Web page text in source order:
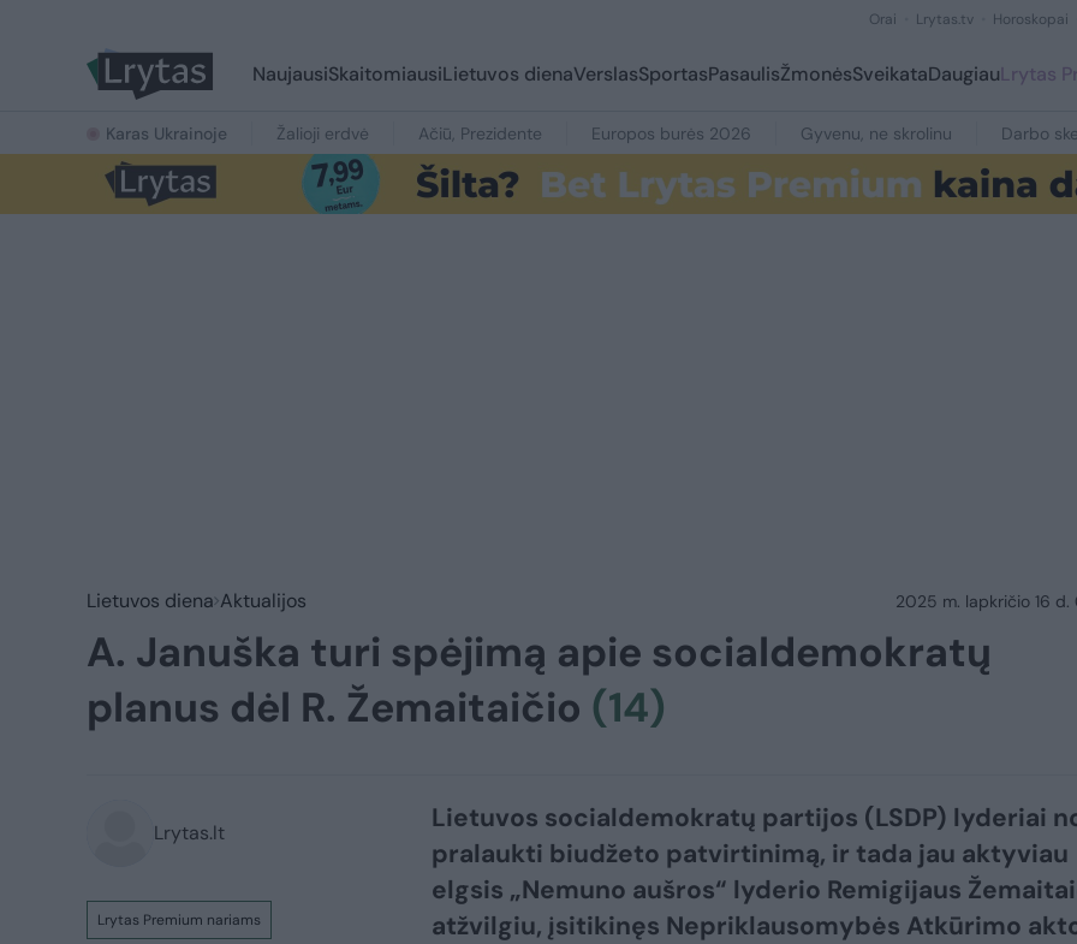
Orai Lrytas.tv Horoskopai
NaujausiSkaitomiausiLietuvos dienaVerslasSportasPasaulisŽmonėsSveikataDaugiauLrytas
Karas Ukrainoje Žalioji erdvė Ačiū, Prezidente Europos burės 2026 Gyvenu, ne skrolinu Darbo
Lietuvos diena Aktualijos 2025 m. lapkričio 16 d.
A. Januška turi spėjimą apie socialdemokratų
planus dėl R. Žemaitaičio (14)
Lrytas.lt
Lrytas Premium nariams
Lietuvos socialdemokratų partijos (LSDP) lyderiai
pralaukti biudžeto patvirtinimą, ir tada jau aktyviau
elgsis „Nemuno aušros“ lyderio Remigijaus
atžvilgiu, įsitikinęs Nepriklausomybės Atkūrimo